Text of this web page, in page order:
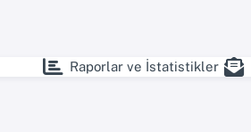
Raporlar ve İstatistikler